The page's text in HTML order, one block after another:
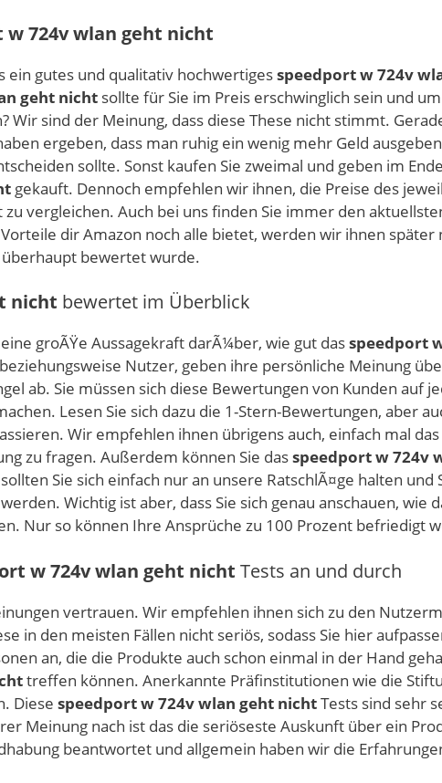
w 724v wlan geht nicht
ein gutes und qualitativ hochwertigesspeedport w 724v
geht nicht sollte für Sie im Preis erschwinglich sein und
sind der Meinung, dass diese These nicht stimmt.
ergeben, dass man ruhig ein wenig mehr Geld
sollte. Sonst kaufen Sie zweimal und geben im
gekauft. Dennoch empfehlen wir ihnen, die Preise des
vergleichen. Auch bei uns finden Sie immer den
dir Amazon noch alle bietet, werden wir ihnen
überhaupt bewertet wurde.
nicht bewertet im Überblick
groÃŸe Aussagekraft darÃ¼ber, wie gut dasspeedport
Nutzer, geben ihre persönliche Meinung
ab. Sie müssen sich diese Bewertungen von Kunden auf
Lesen Sie sich dazu die 1-Stern-Bewertungen, aber
Wir empfehlen ihnen übrigens auch, einfach mal
zu fragen. Außerdem können Sie dasspeedport w 724v
Sie sich einfach nur an unsere RatschlÃ¤ge halten und
Wichtig ist aber, dass Sie sich genau anschauen, wie
Nur so können Ihre Ansprüche zu 100 Prozent befriedigt
w 724v wlan geht nicht Tests an und durch
vertrauen. Wir empfehlen ihnen sich zu den
in den meisten Fällen nicht seriös, sodass Sie hier
an, die die Produkte auch schon einmal in der Hand
treffen können. Anerkannte Präfinstitutionen wie die
Diese speedport w 724v wlan geht nichtTests sind sehr
Meinung nach ist das die seriöseste Auskunft über ein
beantwortet und allgemein haben wir die